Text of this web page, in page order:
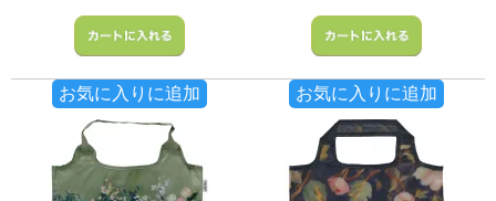
お気に入りに追加 お気に入りに追加